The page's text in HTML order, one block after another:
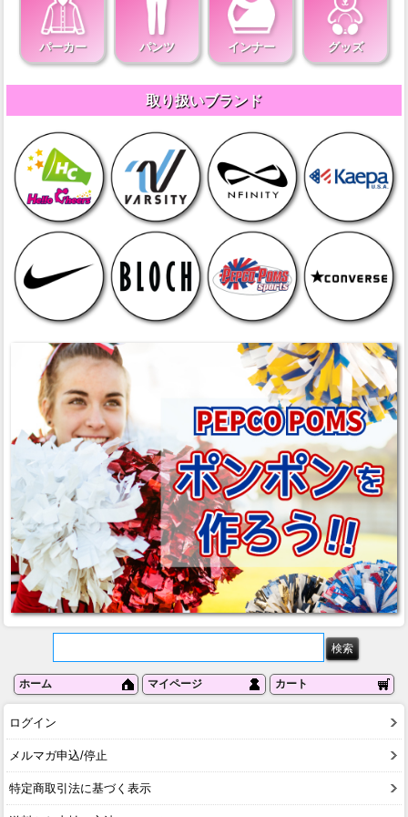
パーカー パンツ インナー グッズ
取り扱いブランド
ホーム マイページ カート
ログイン
メルマガ申込/停止
特定商取引法に基づく表示